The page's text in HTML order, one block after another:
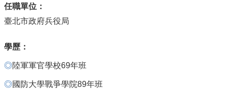
放
定
預
算
書
任職單位：
臺北市政府兵役局
學歷：
◎陸軍軍官學校69年班
◎國防大學戰爭學院89年班